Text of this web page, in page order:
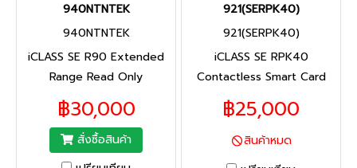
940NTNTEK
940NTNTEK
iCLASS SE R90 Extended
Range Read Only
Contactless Smart Card
Reader, Wiegand, OSDP
฿30,000
สั่งซื้อสินค้า
921(SERPK40)
921(SERPK40)
iCLASS SE RPK40
Contactless Smart Card
Reader, Wall keypad
฿25,000
สินค้าหมด